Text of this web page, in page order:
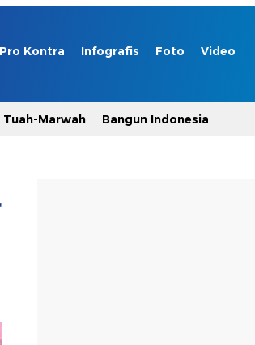
Pro Kontra Infografis Foto Video
Marwah Bangun Indonesia